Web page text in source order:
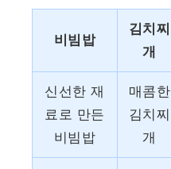
비빔밥
김치찌
개
신선한 재
료로 만든
비빔밥
매콤한
김치찌
개